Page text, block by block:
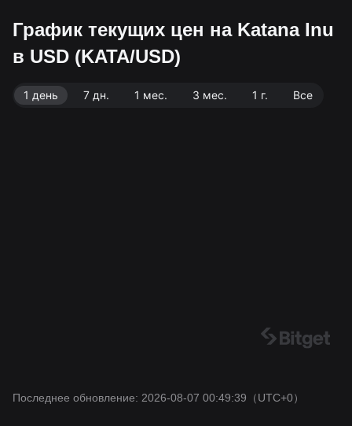
График текущих цен на Katana Inu
в USD (KATA/USD)
1 день 7 дн. 1 мес. 3 мес. 1 г. Все
Последнее обновление: 2026-08-07 00:49:39 （UTC+0）